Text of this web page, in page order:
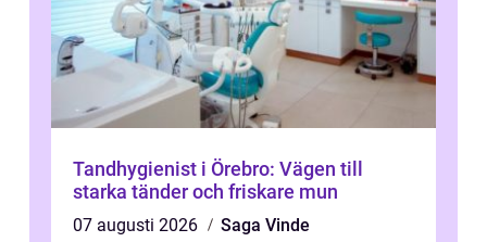
Tandhygienist i Örebro: Vägen till
starka tänder och friskare mun
07 augusti 2026
Saga Vinde